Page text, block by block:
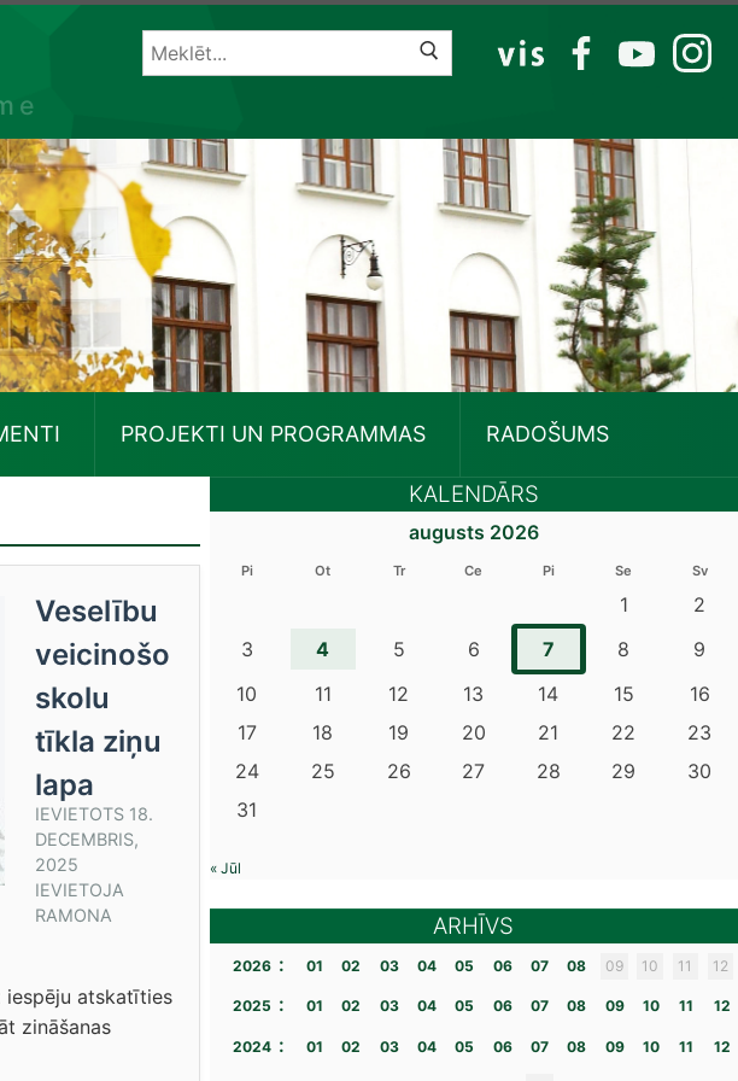
VIS FB YT IG
PROJEKTI UN PROGRAMMAS RADOŠUMS
Veselību
veicinošo
skolu
tīkla ziņu
lapa
IEVIETOTS 18.
DECEMBRIS,
2025
IEVIETOJA
RAMONA
iespēju atskatīties
zināšanas
KALENDĀRS
augusts 2026
Pi Ot Tr Ce Pi Se Sv
1
2
3
4 5 6 7 8
9
10
11 12 13 14 15
16
17
18 19 20 21 22
23
24
25 26 27 28 29
30
31
« Jūl
ARHĪVS
2026 : 01 02 03 04 05 06 07 08 09 10 11 12
2025 : 01 02 03 04 05 06 07 08 09 10 11 12
2024 : 01 02 03 04 05 06 07 08 09 10 11 12